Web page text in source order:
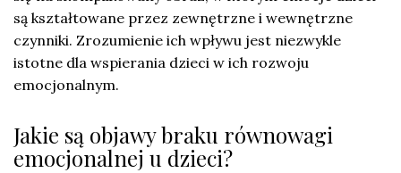
są kształtowane przez zewnętrzne i wewnętrzne
czynniki. Zrozumienie ich wpływu jest niezwykle
istotne dla wspierania dzieci w ich rozwoju
emocjonalnym.
Jakie są objawy braku równowagi
emocjonalnej u dzieci?